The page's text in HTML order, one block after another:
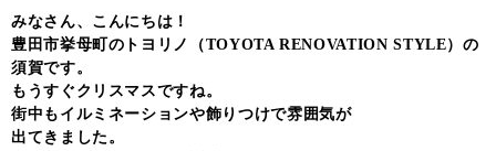
みなさん、こんにちは！
豊田市挙母町のトヨリノ（TOYOTA RENOVATION STYLE）の
須賀です。
もうすぐクリスマスですね。
街中もイルミネーションや飾りつけで雰囲気が
出てきました。